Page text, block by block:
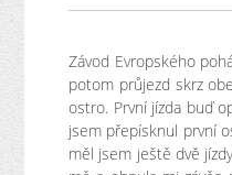
Závod Evropského
potom průjezd skrz
ostro. První jízda buď
jsem přepísknul první
měl jsem ještě dvě